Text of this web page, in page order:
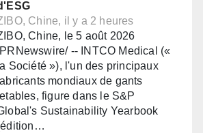
Chine, il y a 2 heures
Chine, le 5 août 2026
-- INTCO Medical («
la Société »), l'un des principaux
mondiaux de gants
figure dans le S&P
Sustainability Yearbook